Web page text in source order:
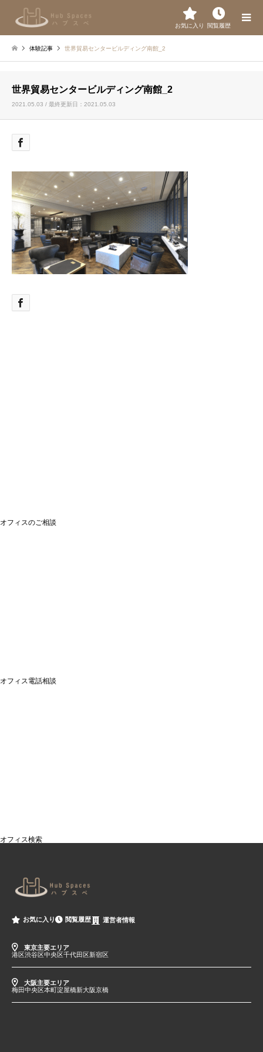
お気に入り 閲覧履歴
体験記事 世界貿易センタービルディング南館_2
世界貿易センタービルディング南館_2
2021.05.03 / 最終更新日：2021.05.03
オフィスのご相談
オフィス電話相談
オフィス検索
お気に入り 閲覧履歴 運営者情報
東京主要エリア
港区渋谷区中央区千代田区新宿区
大阪主要エリア
梅田中央区本町淀屋橋新大阪京橋